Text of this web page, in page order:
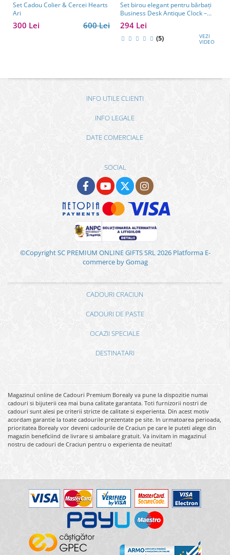
Set Cadou Colier & Cercei Hearts
Ari
600 Lei
300 Lei
Set birou elegant pentru bărbați
Business Desk Antique Clock –
cadou premium pentru șef, soț
sau partener de afaceri
294 Lei
(5) VEZI
VIDEO
INFO UTILE CLIENTI
INFO LEGALE
DATE COMERCIALE
SOCIAL
©Copyright SC PREMIUM ONLINE GIFTS SRL 2026 Platforma E-
commerce by Gomag
CADOURI CRACIUN
CADOURI DE PASTE
OCAZII SPECIALE
DESTINATARI
Magazinul online de Cadouri Premium Borealy va pune la dispozitie numai
cadouri si bijuterii cea mai buna calitate garantata. Toti furnizorii nostri de
cadouri sunt alesi pe criterii stricte de calitate si experienta. Din acest motiv
acordam garantie la toate cadourile prezentate pe site. In urmatoarea perioada,
prioritatea Borealy vor deveni cadourile de Craciun pe care le puteti alege din
magazin beneficiind de livrare si ambalare gratuit. Va invitam in magazinul
nostru de cadouri de Craciun pentru o experienta de neuitat!